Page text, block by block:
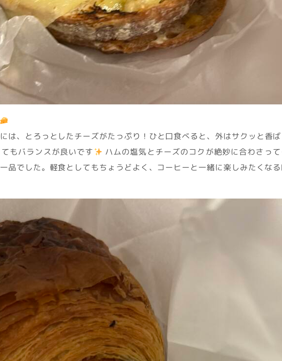
は、とろっとしたチーズがたっぷり！ひと口食べると、外はサクッと香
もバランスが良いです ハムの塩気とチーズのコクが絶妙に合わさっ
品でした。軽食としてもちょうどよく、コーヒーと一緒に楽しみたくな